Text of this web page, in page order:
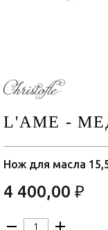
L'AME -
Нож для масла
4 400,00 ₽